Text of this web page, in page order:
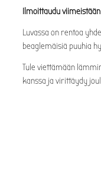
Ilmoittaudu
Luvassa on rentoa
beaglemäisiä puuhia
Tule viettämään
kanssa ja virittäydy